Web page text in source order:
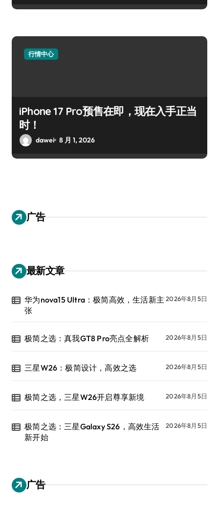
行情中心
iPhone 17 Pro预售在即，现在入手正当
时！
dawei 8 月 1, 2026
广告
最新文章
华为nova15 Ultra：极简高效，生活新主
张
2026年8月5日
极简之选：真我GT8 Pro亮点全解析 2026年8月5日
三星W26：极简设计，高效之选 2026年8月5日
极简之选，三星W26开启尊享新境 2026年8月5日
极简之选：三星Galaxy S26，高效生活
新开始
2026年8月5日
广告